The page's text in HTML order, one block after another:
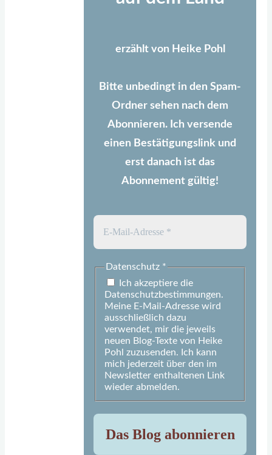
erzählt von Heike Pohl
Bitte unbedingt in den Spam-
Ordner sehen nach dem
Abonnieren. Ich versende
einen Bestätigungslink und
erst danach ist das
Abonnement gültig!
Datenschutz *
Ich akzeptiere die
Datenschutzbestimmungen.
Meine E-Mail-Adresse wird
ausschließlich dazu
verwendet, mir die jeweils
neuen Blog-Texte von Heike
Pohl zuzusenden. Ich kann
mich jederzeit über den im
Newsletter enthaltenen Link
wieder abmelden.